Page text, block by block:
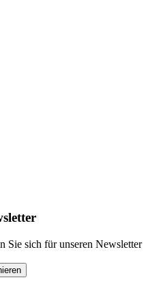
Sie sich für unseren Newsletter